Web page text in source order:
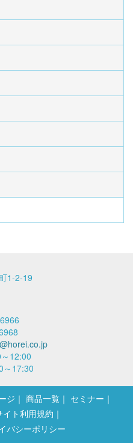
1-2-19
12:00
ジ 商品一覧
セミナー
イト利用規約
バシーポリシー